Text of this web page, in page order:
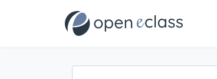
Παρουσίαση/Προβολή